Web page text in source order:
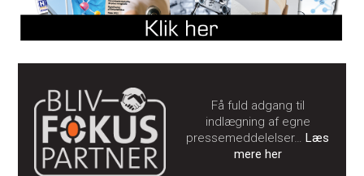
Få fuld adgang til
indlægning af egne
pressemeddelelser…Læs
mere her